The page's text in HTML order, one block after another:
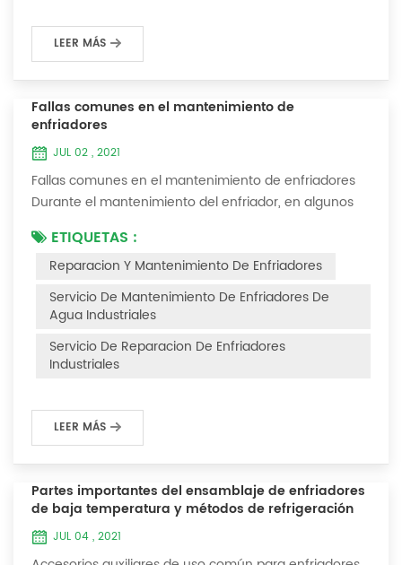
LEER MÁS
Fallas comunes en el mantenimiento de
enfriadores
JUL 02 , 2021
Fallas comunes en el mantenimiento de enfriadores
Durante el mantenimiento del enfriador, en algunos
que el enfriador se haya utilizado durante un período
de tiempo, encontraremos que el enfriador hace ruido
y hay muchas capas de polvo en los accesorios. Este
es un fenómeno común en el uso del enfriador. En
ETIQUETAS :
Reparacion Y Mantenimiento De Enfriadores
Servicio De Mantenimiento De Enfriadores De
Agua Industriales
Servicio De Reparacion De Enfriadores
Industriales
LEER MÁS
Partes importantes del ensamblaje de enfriadores
de baja temperatura y métodos de refrigeración
JUL 04 , 2021